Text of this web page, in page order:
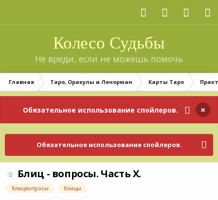
Колесо Судьбы
Не вреди, если не можешь помочь
Главная Таро, Оракулы и Ленорман Карты Таро
Обязательное использование спойлеров. ×
Обязательное использование спойлеров.
Блиц - вопросы. Часть Х.
блицвопросы блицы